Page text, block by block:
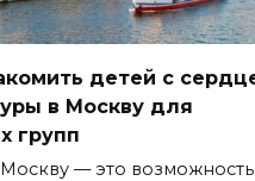
детей с
в Москву для
групп
— это возможность